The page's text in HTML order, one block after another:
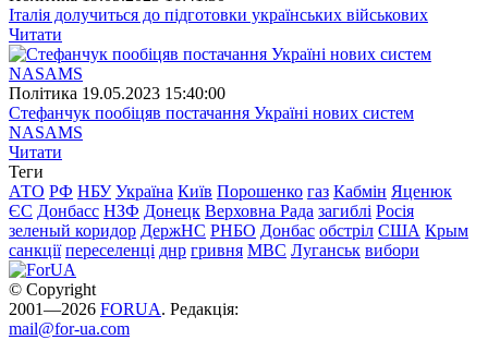
Італія долучиться до підготовки українських військових
Читати
Полiтика 19.05.2023 15:40:00
Стефанчук пообіцяв постачання Україні нових систем
NASAMS
Читати
Теги
АТО РФ НБУ Україна Київ Порошенко газ Кабмін Яценюк
ЄС Донбасс НЗФ Донецк Верховна Рада загиблі Росія
зеленый коридор ДержНС РНБО Донбас обстріл США Крым
санкції переселенці днр гривня МВС Луганськ вибори
© Copyright
2001—2026 FORUA. Редакція:
mail@for-ua.com